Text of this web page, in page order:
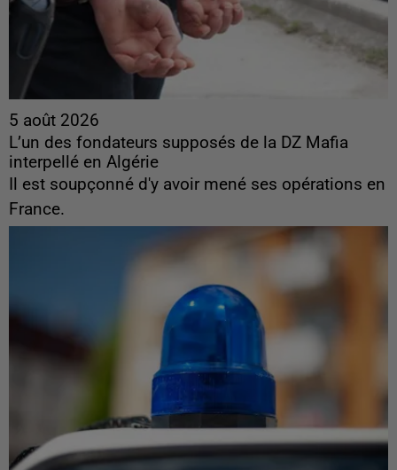
5 août 2026
L’un des fondateurs supposés de la DZ Mafia
interpellé en Algérie
Il est soupçonné d'y avoir mené ses opérations en
France.